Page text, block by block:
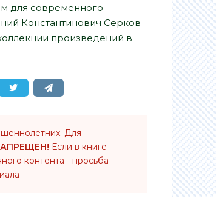
для современного
Константинович Серков
произведений в
Для
Если в книге
контента - просьба